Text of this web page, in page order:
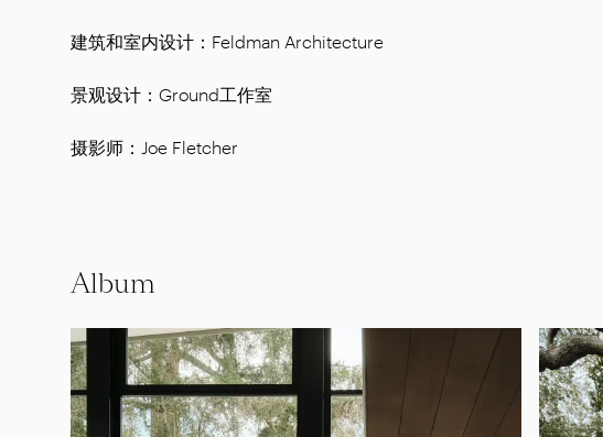
建筑和室内设计：Feldman Architecture
景观设计：Ground工作室
摄影师：Joe Fletcher
Album